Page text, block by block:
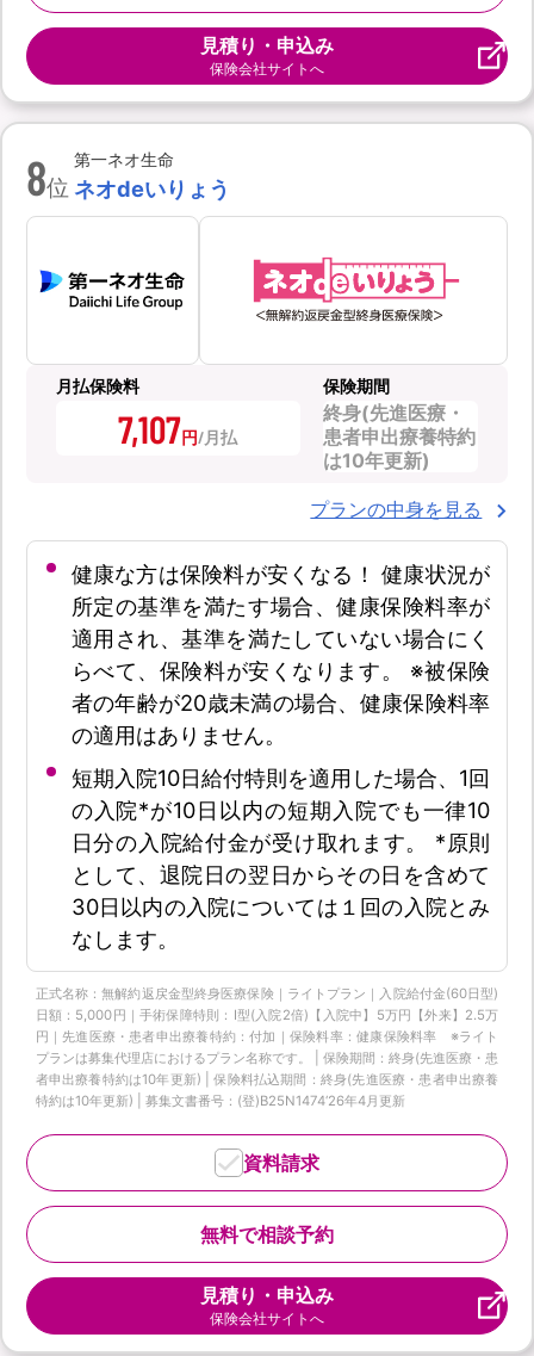
見積り・申込み
保険会社サイトへ
8位
第一ネオ生命
ネオdeいりょう
月払保険料
7,107円
保険期間
終身(先進医療・
患者申出療養特約
は10年更新)
プランの中身を見る
健康な方は保険料が安くなる！ 健康状況が
所定の基準を満たす場合、健康保険料率が
適用され、基準を満たしていない場合にく
らべて、保険料が安くなります。 ※被保険
者の年齢が20歳未満の場合、健康保険料率
の適用はありません。
短期入院10日給付特則を適用した場合、1回
の入院*が10日以内の短期入院でも一律10
日分の入院給付金が受け取れます。 *原則
として、退院日の翌日からその日を含めて
30日以内の入院については１回の入院とみ
なします。
正式名称：無解約返戻金型終身医療保険｜ライトプラン｜入院給付金(60日型)
日額：5,000円｜手術保障特則：Ⅰ型(入院2倍)【入院中】5万円【外来】2.5万
円｜先進医療・患者申出療養特約：付加｜保険料率：健康保険料率 ※ライト
プランは募集代理店におけるプラン名称です。 | 保険期間：終身(先進医療・患
者申出療養特約は10年更新) | 保険料払込期間：終身(先進医療・患者申出療養
特約は10年更新) | 募集文書番号：(登)B25N1474‘26年4月更新
無料で相談予約
資料請求
見積り・申込み
保険会社サイトへ